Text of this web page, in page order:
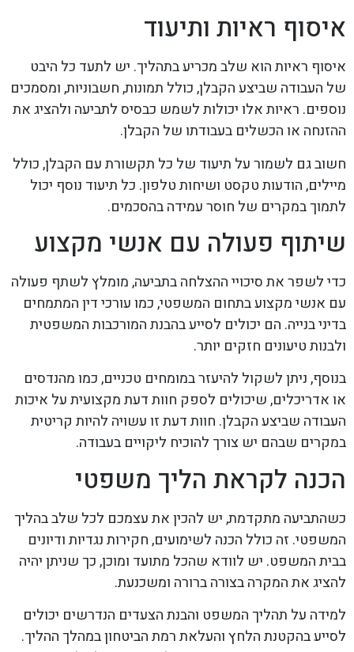
איסוף ראיות ותיעוד
איסוף ראיות הוא שלב מכריע בתהליך. יש לתעד כל היבט
של העבודה שביצע הקבלן, כולל תמונות, חשבוניות, ומסמכים
נוספים. ראיות אלו יכולות לשמש כבסיס לתביעה ולהציג את
ההזנחה או הכשלים בעבודתו של הקבלן.
חשוב גם לשמור על תיעוד של כל תקשורת עם הקבלן, כולל
מיילים, הודעות טקסט ושיחות טלפון. כל תיעוד נוסף יכול
לתמוך במקרים של חוסר עמידה בהסכמים.
שיתוף פעולה עם אנשי מקצוע
כדי לשפר את סיכויי ההצלחה בתביעה, מומלץ לשתף פעולה
עם אנשי מקצוע בתחום המשפטי, כמו עורכי דין המתמחים
בדיני בנייה. הם יכולים לסייע בהבנת המורכבות המשפטית
ולבנות טיעונים חזקים יותר.
בנוסף, ניתן לשקול להיעזר במומחים טכניים, כמו מהנדסים
או אדריכלים, שיכולים לספק חוות דעת מקצועית על איכות
העבודה שביצע הקבלן. חוות דעת זו עשויה להיות קריטית
במקרים שבהם יש צורך להוכיח ליקויים בעבודה.
הכנה לקראת הליך משפטי
כשהתביעה מתקדמת, יש להכין את עצמכם לכל שלב בהליך
המשפטי. זה כולל הכנה לשימועים, חקירות נגדיות ודיונים
בבית המשפט. יש לוודא שהכל מתועד ומוכן, כך שניתן יהיה
להציג את המקרה בצורה ברורה ומשכנעת.
למידה על תהליך המשפט והבנת הצעדים הנדרשים יכולים
לסייע בהקטנת הלחץ והעלאת רמת הביטחון במהלך ההליך.